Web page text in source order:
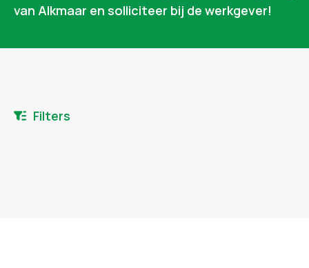
van Alkmaar en solliciteer bij de werkgever!
Filters